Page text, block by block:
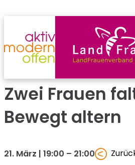
springen
Zwei Frauen
Bewegt altern
21. März | 19:00 – 21:00